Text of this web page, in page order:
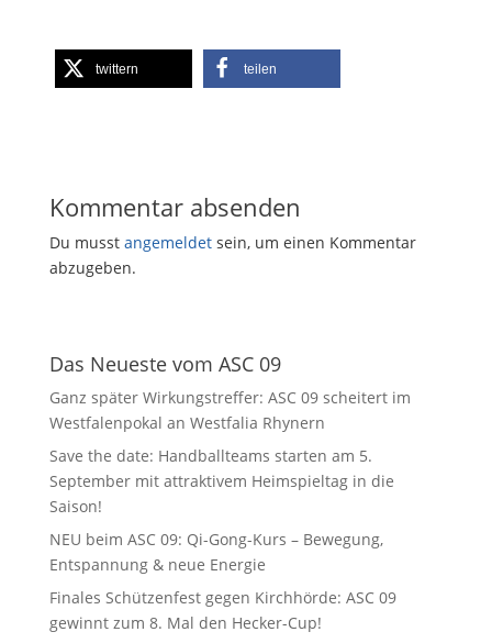
twittern teilen
Kommentar absenden
Du musst angemeldetsein, um einen Kommentar
abzugeben.
Das Neueste vom ASC 09
Ganz später Wirkungstreffer: ASC 09 scheitert im
Westfalenpokal an Westfalia Rhynern
Save the date: Handballteams starten am 5.
September mit attraktivem Heimspieltag in die
Saison!
NEU beim ASC 09: Qi-Gong-Kurs – Bewegung,
Entspannung & neue Energie
Finales Schützenfest gegen Kirchhörde: ASC 09
gewinnt zum 8. Mal den Hecker-Cup!